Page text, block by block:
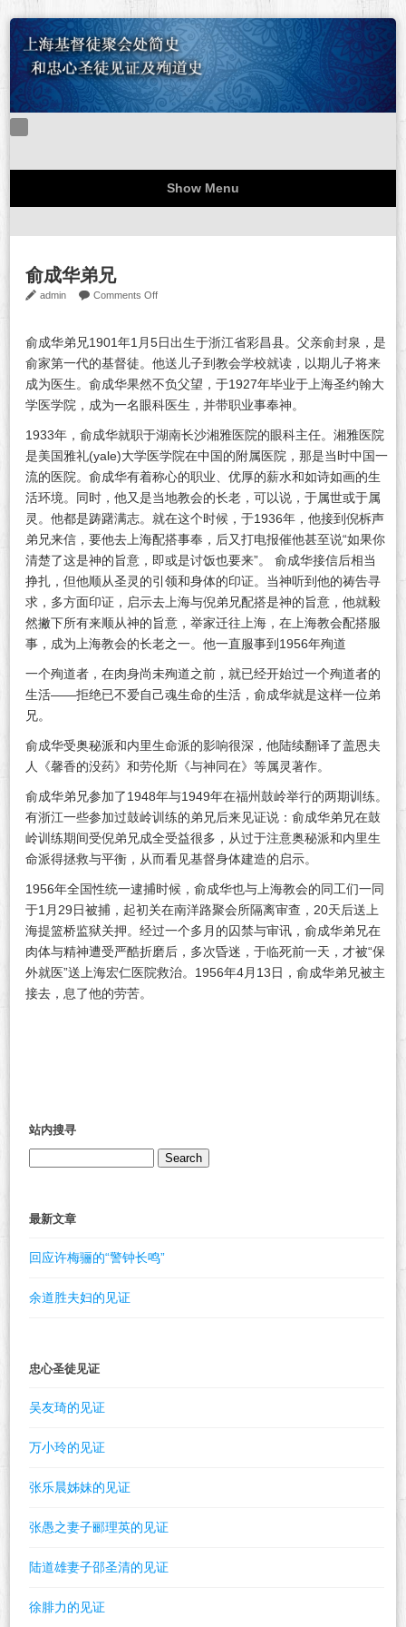
Show Menu
关于本站
忠心圣徒见证
难忘的一九四八
站务公告
俞成华弟兄
admin Comments Offon
华
弟
兄
俞成华弟兄1901年1月5日出生于浙江省彩昌县。父亲俞封泉，是
俞家第一代的基督徒。他送儿子到教会学校就读，以期儿子将来
成为医生。俞成华果然不负父望，于1927年毕业于上海圣约翰大
学医学院，成为一名眼科医生，并带职业事奉神。
1933年，俞成华就职于湖南长沙湘雅医院的眼科主任。湘雅医院
是美国雅礼(yale)大学医学院在中国的附属医院，那是当时中国一
流的医院。俞成华有着称心的职业、优厚的薪水和如诗如画的生
活环境。同时，他又是当地教会的长老，可以说，于属世或于属
灵。他都是踌躇满志。就在这个时候，于1936年，他接到倪柝声
弟兄来信，要他去上海配搭事奉，后又打电报催他甚至说“如果你
清楚了这是神的旨意，即或是讨饭也要来”。 俞成华接信后相当
挣扎，但他顺从圣灵的引领和身体的印证。当神听到他的祷告寻
求，多方面印证，启示去上海与倪弟兄配搭是神的旨意，他就毅
然撇下所有来顺从神的旨意，举家迁往上海，在上海教会配搭服
事，成为上海教会的长老之一。他一直服事到1956年殉道
一个殉道者，在肉身尚未殉道之前，就已经开始过一个殉道者的
生活——拒绝已不爱自己魂生命的生活，俞成华就是这样一位弟
兄。
俞成华受奥秘派和内里生命派的影响很深，他陆续翻译了盖恩夫
人《馨香的没药》和劳伦斯《与神同在》等属灵著作。
俞成华弟兄参加了1948年与1949年在福州鼓岭举行的两期训练。
有浙江一些参加过鼓岭训练的弟兄后来见证说：俞成华弟兄在鼓
岭训练期间受倪弟兄成全受益很多，从过于注意奥秘派和内里生
命派得拯救与平衡，从而看见基督身体建造的启示。
1956年全国性统一逮捕时候，俞成华也与上海教会的同工们一同
于1月29日被捕，起初关在南洋路聚会所隔离审查，20天后送上
海提篮桥监狱关押。经过一个多月的囚禁与审讯，俞成华弟兄在
肉体与精神遭受严酷折磨后，多次昏迷，于临死前一天，才被“保
外就医”送上海宏仁医院救治。1956年4月13日，俞成华弟兄被主
接去，息了他的劳苦。
站内搜寻
最新文章
回应许梅骊的“警钟长鸣”
余道胜夫妇的见证
忠心圣徒见证
吴友琦的见证
万小玲的见证
张乐晨姊妹的见证
张愚之妻子郦理英的见证
陆道雄妻子邵圣清的见证
徐腓力的见证